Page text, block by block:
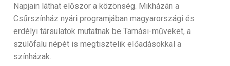
Napjain láthat először a közönség. Mikházán a
Csűrszínház nyári programjában magyarországi és
erdélyi társulatok mutatnak be Tamási-műveket, a
szülőfalu népét is megtisztelik előadásokkal a
színházak.